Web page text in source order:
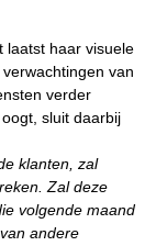
laatst haar visuele
van
verder
sluit daarbij
klanten, zal
Zal deze
volgende maand
andere